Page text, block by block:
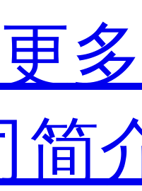
多
简